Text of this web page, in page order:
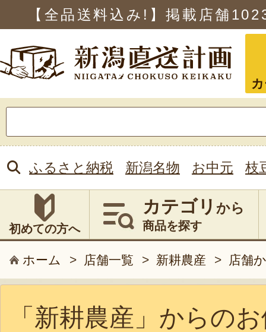
【全品送料込み!】掲載店舗
索:
ふるさと納税 新潟名物 お中元 枝
初めての方へ
カテゴリ から
商品を探す
ホーム > 店舗一覧 > 新耕農産 > 店舗
「新耕農産」からの